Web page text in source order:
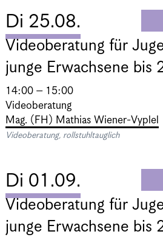
Di 25.08.
Videoberatung für
junge Erwachsene bis
14:00 – 15:00
Videoberatung
Mag. (FH) Mathias Wiener-Vyplel
Videoberatung, rollstuhltauglich
Di 01.09.
Videoberatung für
junge Erwachsene bis